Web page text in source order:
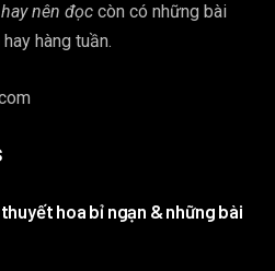
nên đọc còn có những bài
hàng tuần.
hoa bỉ ngạn & những bài